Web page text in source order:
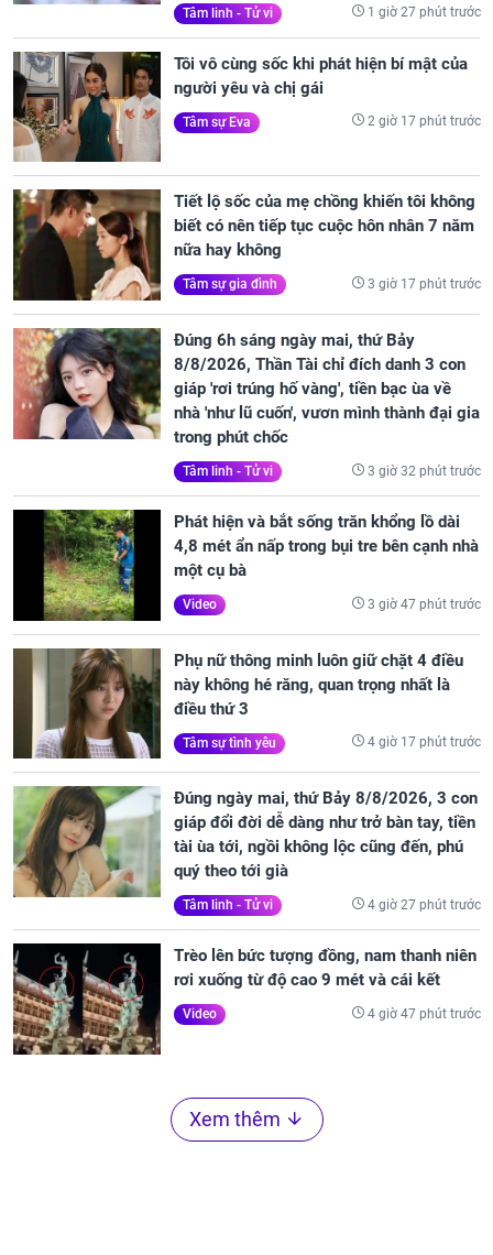
Tâm linh - Tử vi 1 giờ 27 phút trước
Tôi vô cùng sốc khi phát hiện bí mật của
người yêu và chị gái
Tâm sự Eva 2 giờ 17 phút trước
Tiết lộ sốc của mẹ chồng khiến tôi không
biết có nên tiếp tục cuộc hôn nhân 7 năm
nữa hay không
Tâm sự gia đình 3 giờ 17 phút trước
Đúng 6h sáng ngày mai, thứ Bảy
8/8/2026, Thần Tài chỉ đích danh 3 con
giáp 'rơi trúng hố vàng', tiền bạc ùa về
nhà 'như lũ cuốn', vươn mình thành đại gia
trong phút chốc
Tâm linh - Tử vi 3 giờ 32 phút trước
Phát hiện và bắt sống trăn khổng lồ dài
4,8 mét ẩn nấp trong bụi tre bên cạnh nhà
một cụ bà
Video 3 giờ 47 phút trước
Phụ nữ thông minh luôn giữ chặt 4 điều
này không hé răng, quan trọng nhất là
điều thứ 3
Tâm sự tình yêu 4 giờ 17 phút trước
Đúng ngày mai, thứ Bảy 8/8/2026, 3 con
giáp đổi đời dễ dàng như trở bàn tay, tiền
tài ùa tới, ngồi không lộc cũng đến, phú
quý theo tới già
Tâm linh - Tử vi 4 giờ 27 phút trước
Trèo lên bức tượng đồng, nam thanh niên
rơi xuống từ độ cao 9 mét và cái kết
Video 4 giờ 47 phút trước
Xem thêm